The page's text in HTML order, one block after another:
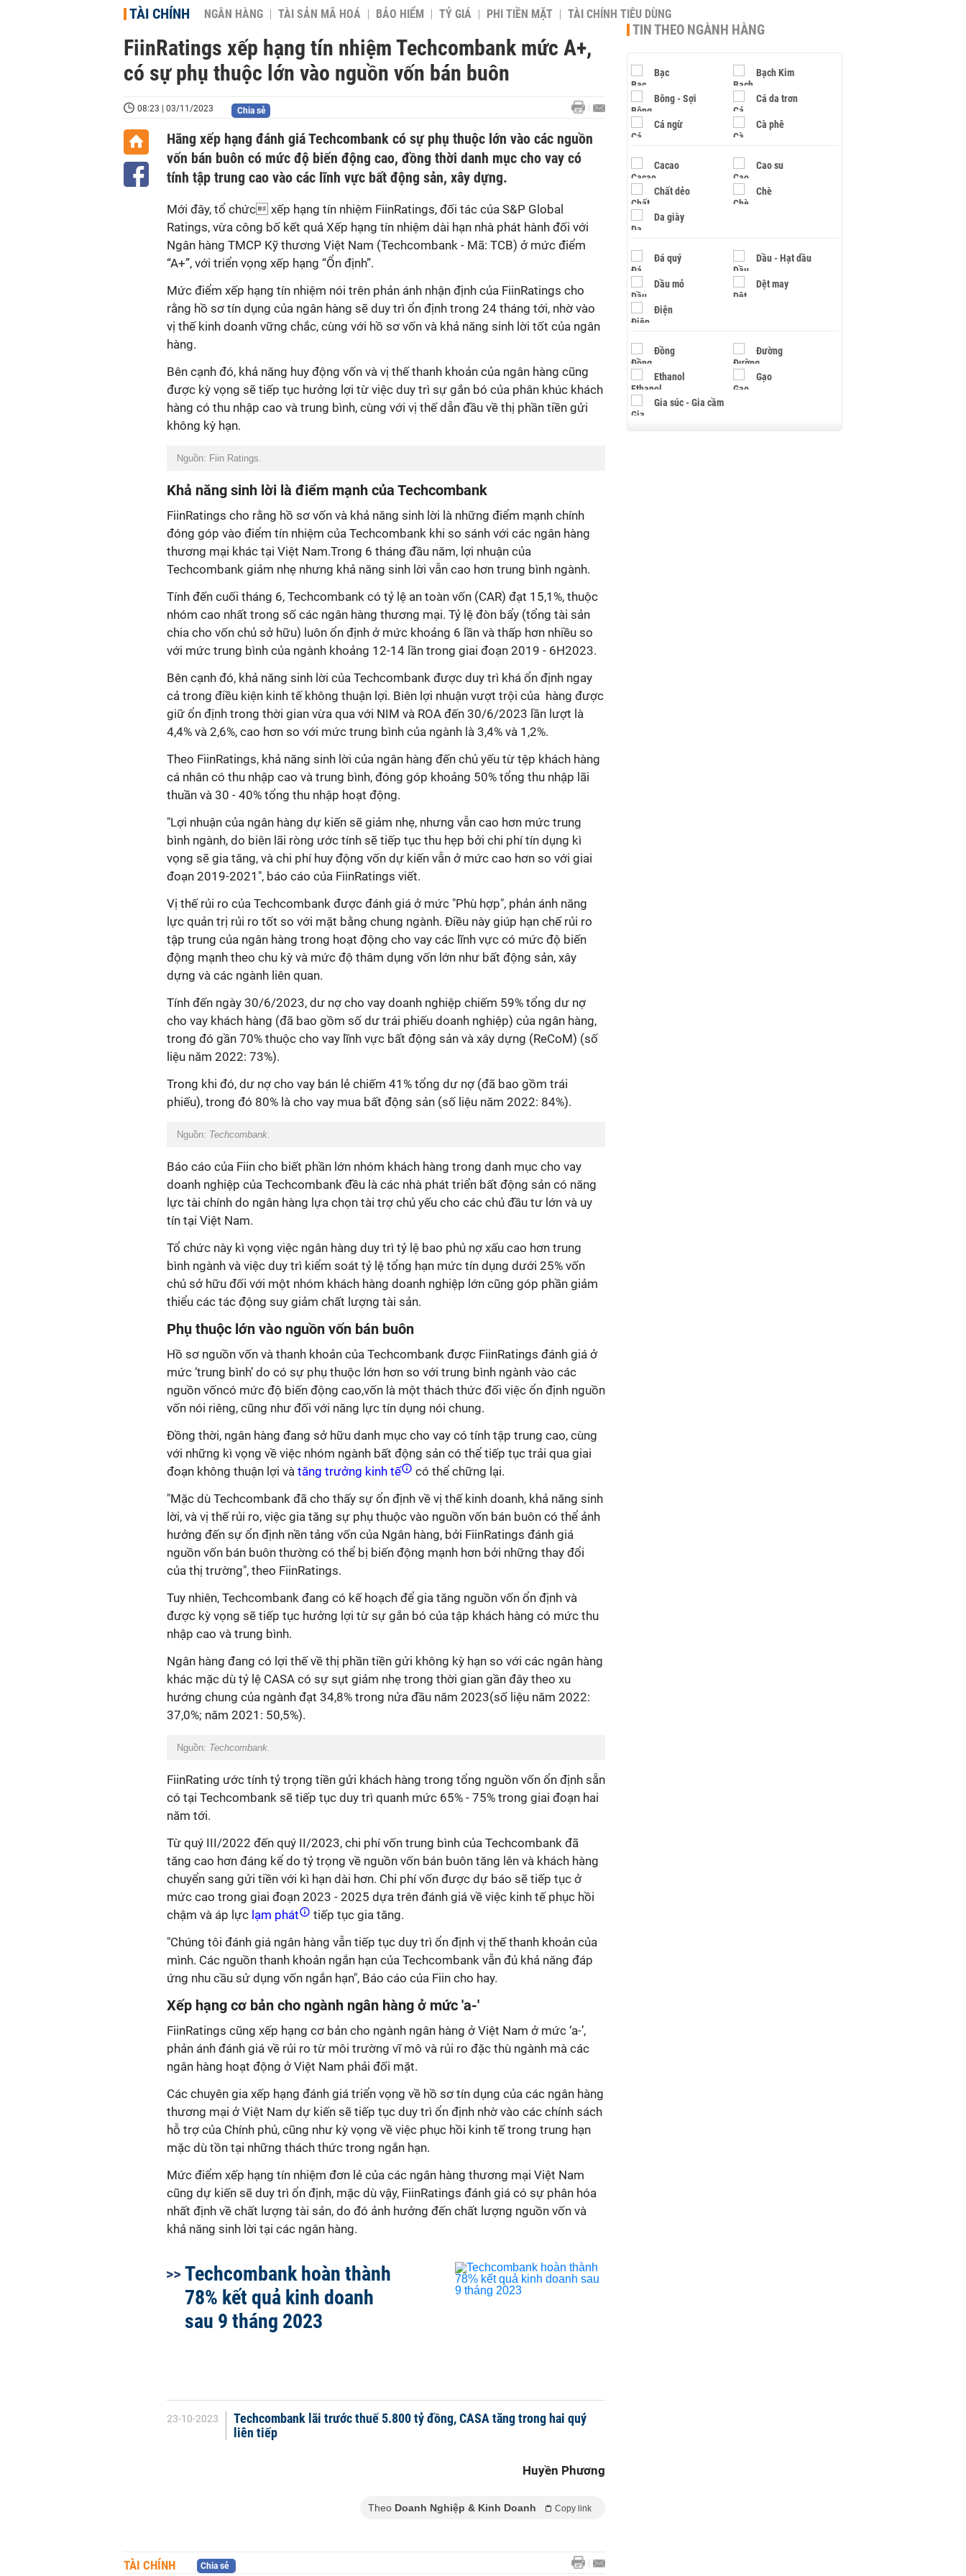
TÀI CHÍNH NGÂN HÀNG TÀI SẢN MÃ HOÁ BẢO HIỂM TỶ GIÁ PHI TIỀN MẶT TÀI CHÍNH TIÊU DÙNG
FiinRatings xếp hạng tín nhiệm Techcombank mức A+,
có sự phụ thuộc lớn vào nguồn vốn bán buôn
08:23 | 03/11/2023 Chia sẻ
Hãng xếp hạng đánh giá Techcombank có sự phụ thuộc lớn vào các nguồn
vốn bán buôn có mức độ biến động cao, đồng thời danh mục cho vay có
tính tập trung cao vào các lĩnh vực bất động sản, xây dựng.
Mới đây, tổ chức xếp hạng tín nhiệm FiinRatings, đối tác của S&P Global
Ratings, vừa công bố kết quả Xếp hạng tín nhiệm dài hạn nhà phát hành đối với
Ngân hàng TMCP Kỹ thương Việt Nam (Techcombank - Mã: TCB) ở mức điểm
“A+”, với triển vọng xếp hạng “Ổn định”.
Mức điểm xếp hạng tín nhiệm nói trên phản ánh nhận định của FiinRatings cho
rằng hồ sơ tín dụng của ngân hàng sẽ duy trì ổn định trong 24 tháng tới, nhờ vào
vị thế kinh doanh vững chắc, cùng với hồ sơ vốn và khả năng sinh lời tốt của ngân
hàng.
Bên cạnh đó, khả năng huy động vốn và vị thế thanh khoản của ngân hàng cũng
được kỳ vọng sẽ tiếp tục hưởng lợi từ việc duy trì sự gắn bó của phân khúc khách
hàng có thu nhập cao và trung bình, cùng với vị thế dẫn đầu về thị phần tiền gửi
không kỳ hạn.
Nguồn: Fiin Ratings.
Khả năng sinh lời là điểm mạnh của Techcombank
FiinRatings cho rằng hồ sơ vốn và khả năng sinh lời là những điểm mạnh chính
đóng góp vào điểm tín nhiệm của Techcombank khi so sánh với các ngân hàng
thương mại khác tại Việt Nam.Trong 6 tháng đầu năm, lợi nhuận của
Techcombank giảm nhẹ nhưng khả năng sinh lời vẫn cao hơn trung bình ngành.
Tính đến cuối tháng 6, Techcombank có tỷ lệ an toàn vốn (CAR) đạt 15,1%, thuộc
nhóm cao nhất trong số các ngân hàng thương mại. Tỷ lệ đòn bẩy (tổng tài sản
chia cho vốn chủ sở hữu) luôn ổn định ở mức khoảng 6 lần và thấp hơn nhiều so
với mức trung bình của ngành khoảng 12-14 lần trong giai đoạn 2019 - 6H2023.
Bên cạnh đó, khả năng sinh lời của Techcombank được duy trì khá ổn định ngay
cả trong điều kiện kinh tế không thuận lợi. Biên lợi nhuận vượt trội của hàng được
giữ ổn định trong thời gian vừa qua với NIM và ROA đến 30/6/2023 lần lượt là
4,4% và 2,6%, cao hơn so với mức trung bình của ngành là 3,4% và 1,2%.
Theo FiinRatings, khả năng sinh lời của ngân hàng đến chủ yếu từ tệp khách hàng
cá nhân có thu nhập cao và trung bình, đóng góp khoảng 50% tổng thu nhập lãi
thuần và 30 - 40% tổng thu nhập hoạt động.
"Lợi nhuận của ngân hàng dự kiến sẽ giảm nhẹ, nhưng vẫn cao hơn mức trung
bình ngành, do biên lãi ròng ước tính sẽ tiếp tục thu hẹp bởi chi phí tín dụng kì
vọng sẽ gia tăng, và chi phí huy động vốn dự kiến vẫn ở mức cao hơn so với giai
đoạn 2019-2021", báo cáo của FiinRatings viết.
Vị thế rủi ro của Techcombank được đánh giá ở mức "Phù hợp", phản ánh năng
lực quản trị rủi ro tốt so với mặt bằng chung ngành. Điều này giúp hạn chế rủi ro
tập trung của ngân hàng trong hoạt động cho vay các lĩnh vực có mức độ biến
động mạnh theo chu kỳ và mức độ thâm dụng vốn lớn như bất động sản, xây
dựng và các ngành liên quan.
Tính đến ngày 30/6/2023, dư nợ cho vay doanh nghiệp chiếm 59% tổng dư nợ
cho vay khách hàng (đã bao gồm số dư trái phiếu doanh nghiệp) của ngân hàng,
trong đó gần 70% thuộc cho vay lĩnh vực bất động sản và xây dựng (ReCoM) (số
liệu năm 2022: 73%).
Trong khi đó, dư nợ cho vay bán lẻ chiếm 41% tổng dư nợ (đã bao gồm trái
phiếu), trong đó 80% là cho vay mua bất động sản (số liệu năm 2022: 84%).
Nguồn: Techcombank.
Báo cáo của Fiin cho biết phần lớn nhóm khách hàng trong danh mục cho vay
doanh nghiệp của Techcombank đều là các nhà phát triển bất động sản có năng
lực tài chính do ngân hàng lựa chọn tài trợ chủ yếu cho các chủ đầu tư lớn và uy
tín tại Việt Nam.
Tổ chức này kì vọng việc ngân hàng duy trì tỷ lệ bao phủ nợ xấu cao hơn trung
bình ngành và việc duy trì kiểm soát tỷ lệ tổng hạn mức tín dụng dưới 25% vốn
chủ sở hữu đối với một nhóm khách hàng doanh nghiệp lớn cũng góp phần giảm
thiểu các tác động suy giảm chất lượng tài sản.
Phụ thuộc lớn vào nguồn vốn bán buôn
Hồ sơ nguồn vốn và thanh khoản của Techcombank được FiinRatings đánh giá ở
mức ‘trung bình’ do có sự phụ thuộc lớn hơn so với trung bình ngành vào các
nguồn vốncó mức độ biến động cao,vốn là một thách thức đối việc ổn định nguồn
vốn nói riêng, cũng như đối với năng lực tín dụng nói chung.
Đồng thời, ngân hàng đang sở hữu danh mục cho vay có tính tập trung cao, cùng
với những kì vọng về việc nhóm ngành bất động sản có thể tiếp tục trải qua giai
đoạn không thuận lợi và tăng trưởng kinh tế
có thể chững lại.
"Mặc dù Techcombank đã cho thấy sự ổn định về vị thế kinh doanh, khả năng sinh
lời, và vị thế rủi ro, việc gia tăng sự phụ thuộc vào nguồn vốn bán buôn có thể ảnh
hưởng đến sự ổn định nền tảng vốn của Ngân hàng, bởi FiinRatings đánh giá
nguồn vốn bán buôn thường có thể bị biến động mạnh hơn bởi những thay đổi
của thị trường", theo FiinRatings.
Tuy nhiên, Techcombank đang có kế hoạch để gia tăng nguồn vốn ổn định và
được kỳ vọng sẽ tiếp tục hưởng lợi từ sự gắn bó của tập khách hàng có mức thu
nhập cao và trung bình.
Ngân hàng đang có lợi thế về thị phần tiền gửi không kỳ hạn so với các ngân hàng
khác mặc dù tỷ lệ CASA có sự sụt giảm nhẹ trong thời gian gần đây theo xu
hướng chung của ngành đạt 34,8% trong nửa đầu năm 2023(số liệu năm 2022:
37,0%; năm 2021: 50,5%).
Nguồn: Techcombank.
FiinRating ước tính tỷ trọng tiền gửi khách hàng trong tổng nguồn vốn ổn định sẵn
có tại Techcombank sẽ tiếp tục duy trì quanh mức 65% - 75% trong giai đoạn hai
năm tới.
Từ quý III/2022 đến quý II/2023, chi phí vốn trung bình của Techcombank đã
tăng cao hơn đáng kể do tỷ trọng về nguồn vốn bán buôn tăng lên và khách hàng
chuyển sang gửi tiền với kì hạn dài hơn. Chi phí vốn được dự báo sẽ tiếp tục ở
mức cao trong giai đoạn 2023 - 2025 dựa trên đánh giá về việc kinh tế phục hồi
chậm và áp lực lạm phát
tiếp tục gia tăng.
"Chúng tôi đánh giá ngân hàng vẫn tiếp tục duy trì ổn định vị thế thanh khoản của
mình. Các nguồn thanh khoản ngắn hạn của Techcombank vẫn đủ khả năng đáp
ứng nhu cầu sử dụng vốn ngắn hạn", Báo cáo của Fiin cho hay.
Xếp hạng cơ bản cho ngành ngân hàng ở mức 'a-'
FiinRatings cũng xếp hạng cơ bản cho ngành ngân hàng ở Việt Nam ở mức ‘a-’,
phản ánh đánh giá về rủi ro từ môi trường vĩ mô và rủi ro đặc thù ngành mà các
ngân hàng hoạt động ở Việt Nam phải đối mặt.
Các chuyên gia xếp hạng đánh giá triển vọng về hồ sơ tín dụng của các ngân hàng
thương mại ở Việt Nam dự kiến sẽ tiếp tục duy trì ổn định nhờ vào các chính sách
hỗ trợ của Chính phủ, cũng như kỳ vọng về việc phục hồi kinh tế trong trung hạn
mặc dù tồn tại những thách thức trong ngắn hạn.
Mức điểm xếp hạng tín nhiệm đơn lẻ của các ngân hàng thương mại Việt Nam
cũng dự kiến sẽ duy trì ổn định, mặc dù vậy, FiinRatings đánh giá có sự phân hóa
nhất định về chất lượng tài sản, do đó ảnh hưởng đến chất lượng nguồn vốn và
khả năng sinh lời tại các ngân hàng.
Techcombank hoàn thành
78% kết quả kinh doanh
sau 9 tháng 2023
23-10-2023
Techcombank lãi trước thuế 5.800 tỷ đồng, CASA tăng trong hai quý
liên tiếp
Huyền Phương
Theo Doanh Nghiệp & Kinh Doanh Copy link
TÀI CHÍNH Chia sẻ
TIN THEO NGÀNH HÀNG
Bạc Bạch Kim
Bông - Sợi Cá da trơn
Cá ngừ Cà phê
Cacao Cao su
Chất dẻo Chè
Da giày
Đá quý Dầu - Hạt dầu
Dầu mỏ Dệt may
Điện
Đồng Đường
Ethanol Gạo
Gia súc - Gia cầm